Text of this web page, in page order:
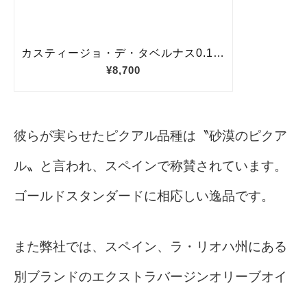
彼らが実らせたピクアル品種は〝砂漠のピクア
ル〟と言われ、スペインで称賛されています。
ゴールドスタンダードに相応しい逸品です。
また弊社では、スペイン、ラ・リオハ州にある
別ブランドのエクストラバージンオリーブオイ